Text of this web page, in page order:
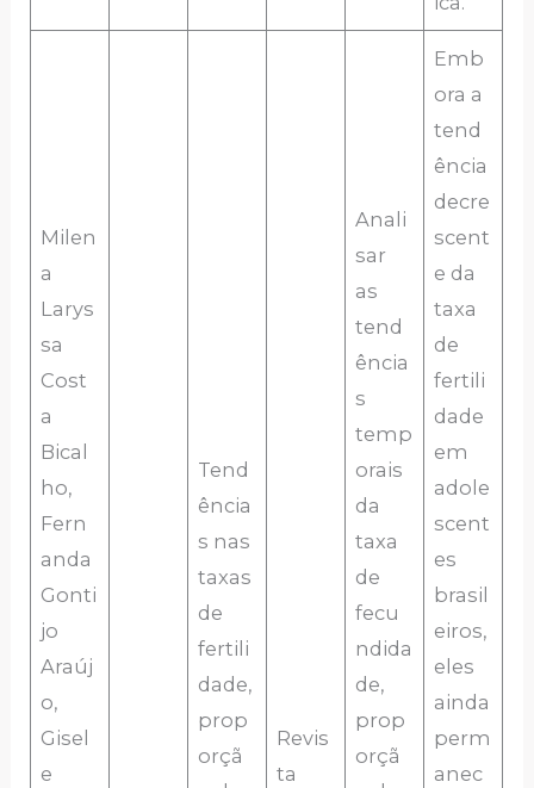
Milen
a
Larys
sa
Cost
a
Bical
ho,
Fern
anda
Gonti
jo
Araúj
o,
Gisel
e
Tend
ência
s nas
taxas
de
fertili
dade,
prop
orçã
Revis
ta
Anali
sar
as
tend
ência
s
temp
orais
da
taxa
de
fecu
ndida
de,
prop
orçã
Emb
ora a
tend
ência
decre
scent
e da
taxa
de
fertili
dade
em
adole
scent
es
brasil
eiros,
eles
ainda
perm
anec